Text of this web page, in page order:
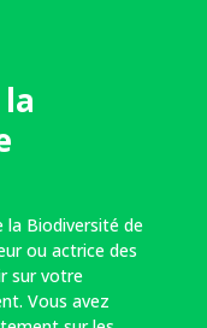
la Biodiversité de
ou actrice des
sur votre
Vous avez